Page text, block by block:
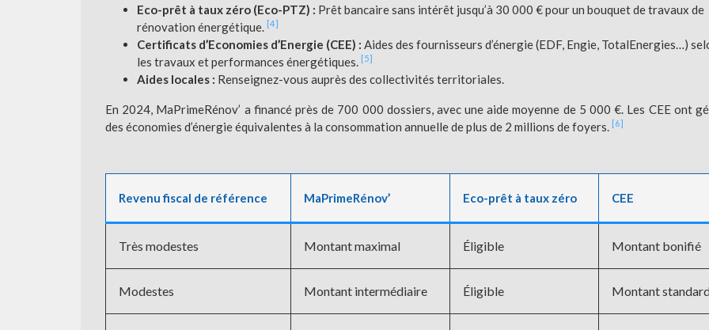
Eco-prêt à taux zéro (Eco-PTZ) : Prêt bancaire sans intérêt jusqu’à 30 000 € pour un bouquet de travaux de
rénovation énergétique. [4]
Certificats d’Economies d’Energie (CEE) : Aides des fournisseurs d’énergie (EDF, Engie, TotalEnergies…)
les travaux et performances énergétiques. [5]
Aides locales : Renseignez-vous auprès des collectivités territoriales.
En 2024, MaPrimeRénov’ a financé près de 700 000 dossiers, avec une aide moyenne de 5 000 €. Les CEE ont
des économies d’énergie équivalentes à la consommation annuelle de plus de 2 millions de foyers. [6]
Revenu fiscal de référence MaPrimeRénov’ Eco-prêt à taux zéro CEE
Très modestes Montant maximal Éligible Montant bonifié
Modestes Montant intermédiaire Éligible Montant